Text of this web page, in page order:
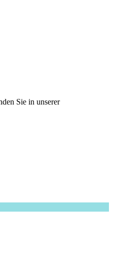
Sie in unserer